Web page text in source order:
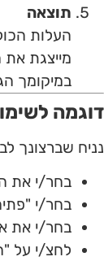
תוצאה
העלות
מייצגת
במיקומך
דוגמה
נניח שברצונך
בחר/י את
בחר/י
בחר/י את
לחצ/י על